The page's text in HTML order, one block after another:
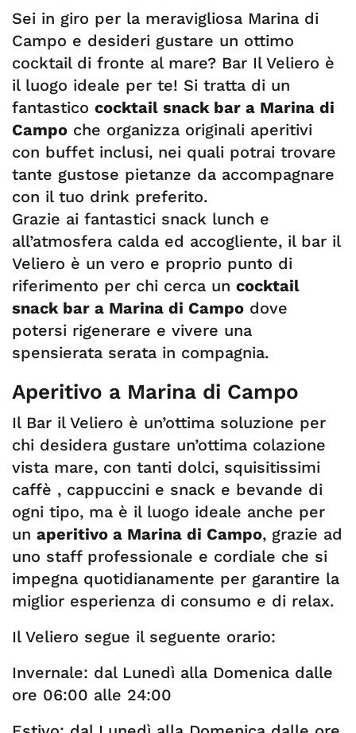
Sei in giro per la meravigliosa Marina di
Campo e desideri gustare un ottimo
cocktail di fronte al mare? Bar Il Veliero è
il luogo ideale per te! Si tratta di un
fantastico cocktail snack bar a Marina di
Campo che organizza originali aperitivi
con buffet inclusi, nei quali potrai trovare
tante gustose pietanze da accompagnare
con il tuo drink preferito.
Grazie ai fantastici snack lunch e
all’atmosfera calda ed accogliente, il bar il
Veliero è un vero e proprio punto di
riferimento per chi cerca un cocktail
snack bar a Marina di Campo dove
potersi rigenerare e vivere una
spensierata serata in compagnia.
Aperitivo a Marina di Campo
Il Bar il Veliero è un’ottima soluzione per
chi desidera gustare un’ottima colazione
vista mare, con tanti dolci, squisitissimi
caffè , cappuccini e snack e bevande di
ogni tipo, ma è il luogo ideale anche per
un aperitivo a Marina di Campo, grazie ad
uno staff professionale e cordiale che si
impegna quotidianamente per garantire la
miglior esperienza di consumo e di relax.
Il Veliero segue il seguente orario:
Invernale: dal Lunedì alla Domenica dalle
ore 06:00 alle 24:00